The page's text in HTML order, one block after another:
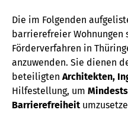
Die im Folgenden
barrierefreier Wohnungen
Förderverfahren in
anzuwenden. Sie dienen
beteiligten Architekten,
Hilfestellung, um
Barrierefreiheit